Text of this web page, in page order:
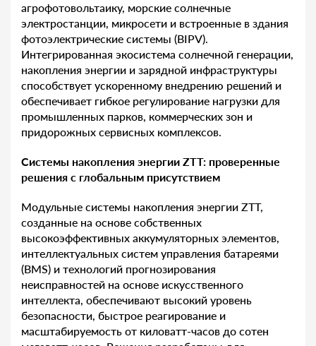
агрофотовольтаику, морские солнечные
электростанции, микросети и встроенные в здания
фотоэлектрические системы (BIPV).
Интегрированная экосистема солнечной генерации,
накопления энергии и зарядной инфраструктуры
способствует ускоренному внедрению решений и
обеспечивает гибкое регулирование нагрузки для
промышленных парков, коммерческих зон и
придорожных сервисных комплексов.
Системы накопления энергии ZTT: проверенные
решения с глобальным присутствием
Модульные системы накопления энергии ZTT,
созданные на основе собственных
высокоэффективных аккумуляторных элементов,
интеллектуальных систем управления батареями
(BMS) и технологий прогнозирования
неисправностей на основе искусственного
интеллекта, обеспечивают высокий уровень
безопасности, быстрое реагирование и
масштабируемость от киловатт-часов до сотен